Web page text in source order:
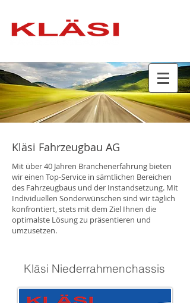
Kläsi Fahrzeugbau AG
Mit über 40 Jahren Branchenerfahrung bieten
wir einen Top-Service in sämtlichen Bereichen
des Fahrzeugbaus und der Instandsetzung. Mit
Individuellen Sonderwünschen sind wir täglich
konfrontiert, stets mit dem Ziel Ihnen die
optimalste Lösung zu präsentieren und
umzusetzen.
Kläsi Niederrahmenchassis